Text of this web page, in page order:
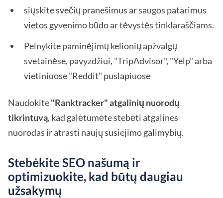
siųskite svečių pranešimus ar saugos patarimus
vietos gyvenimo būdo ar tėvystės tinklaraščiams.
Pelnykite paminėjimų kelionių apžvalgų
svetainėse, pavyzdžiui, "TripAdvisor", "Yelp" arba
vietiniuose "Reddit" puslapiuose
Naudokite"Ranktracker" atgalinių nuorodų
tikrintuvą, kad galėtumėte stebėti atgalines
nuorodas ir atrasti naujų susiejimo galimybių.
Stebėkite SEO našumą ir
optimizuokite, kad būtų daugiau
užsakymų